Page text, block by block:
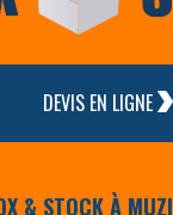
DEVIS EN LIGNE
& STOCK À